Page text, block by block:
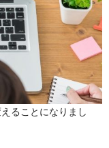
ることになりまし